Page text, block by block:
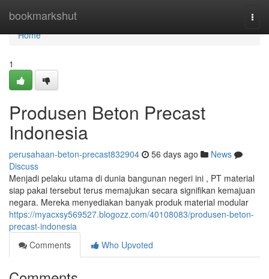
bookmarkshut
Home
Home
1
Produsen Beton Precast
Indonesia
perusahaan-beton-precast832904 56 days ago
News
Discuss
Menjadi pelaku utama di dunia bangunan negeri ini , PT material
siap pakai tersebut terus memajukan secara signifikan kemajuan
negara. Mereka menyediakan banyak produk material modular
https://myacxsy569527.blogozz.com/40108083/produsen-beton-
precast-indonesia
Comments
Who Upvoted